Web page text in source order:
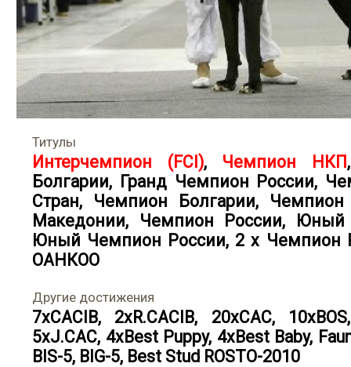
Титулы
Интерчемпион (FCI), Чемпион НКП
Болгарии, Гранд Чемпион России,
Стран, Чемпион Болгарии, Чемпион
Македонии, Чемпион России, Юный
Юный Чемпион России, 2 x Чемпион
ОАНКОО
Другие достижения
7xCACIB, 2хR.CACIB, 20хСАС,
5xJ.CAC, 4xBest Puppy, 4xBest Baby,
BIS-5, BIG-5, Best Stud ROSTO-2010